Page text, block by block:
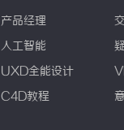
产品经理
人工智能
UXD全能设计
C4D教程